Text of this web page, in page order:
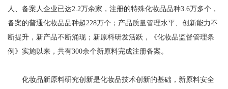
人、备案人企业已达2.2万余家，注册的特殊化妆品品种3.6万多个，
备案的普通化妆品品种超228万个；产品质量管理水平、创新能力不
断提升，新产品不断涌现；新原料研发活跃，《化妆品监督管理条
例》实施以来，共有300余个新原料完成注册备案。
化妆品新原料研究创新是化妆品技术创新的基础，新原料安全